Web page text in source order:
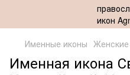
Именные иконы
Именная икона